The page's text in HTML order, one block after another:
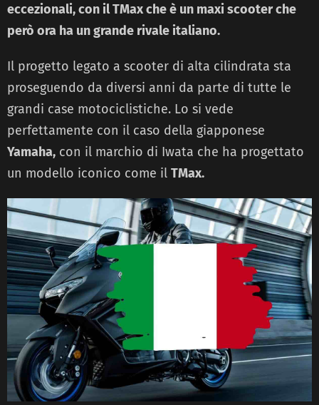
eccezionali, con il TMax che è un maxi scooter che
però ora ha un grande rivale italiano.
Il progetto legato a scooter di alta cilindrata sta
proseguendo da diversi anni da parte di tutte le
grandi case motociclistiche. Lo si vede
perfettamente con il caso della giapponese
Yamaha, con il marchio di Iwata che ha progettato
un modello iconico come il TMax.